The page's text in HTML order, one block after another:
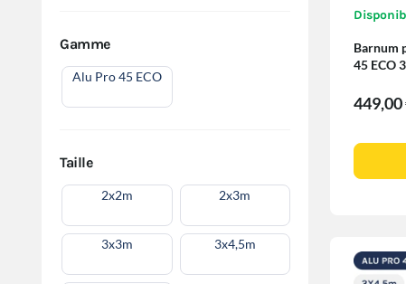
Gamme
Alu Pro 45 ECO
Taille
2x2m 2x3m
3x3m 3x4,5m
Barnum
45 ECO
449,00